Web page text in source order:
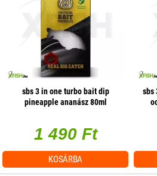
sbs 3 in one turbo bait dip
pineapple ananász 80ml
1 490 Ft
KOSÁRBA
sbs